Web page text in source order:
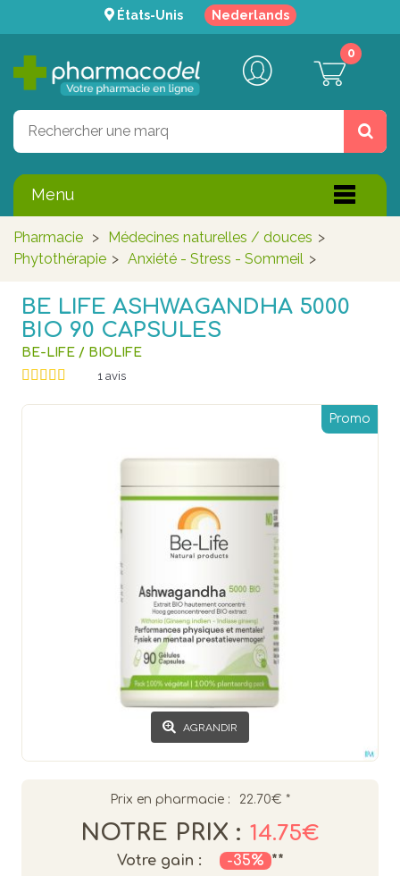
États-Unis Nederlands
0
Menu
Pharmacie > Médecines naturelles / douces >
Phytothérapie > Anxiété - Stress - Sommeil >
BE LIFE ASHWAGANDHA 5000
BIO 90 CAPSULES
BE-LIFE / BIOLIFE
1 avis
Promo
AGRANDIR
Prix en pharmacie : 22.70€ *
NOTRE PRIX : 14.75€
Votre gain : -35% **